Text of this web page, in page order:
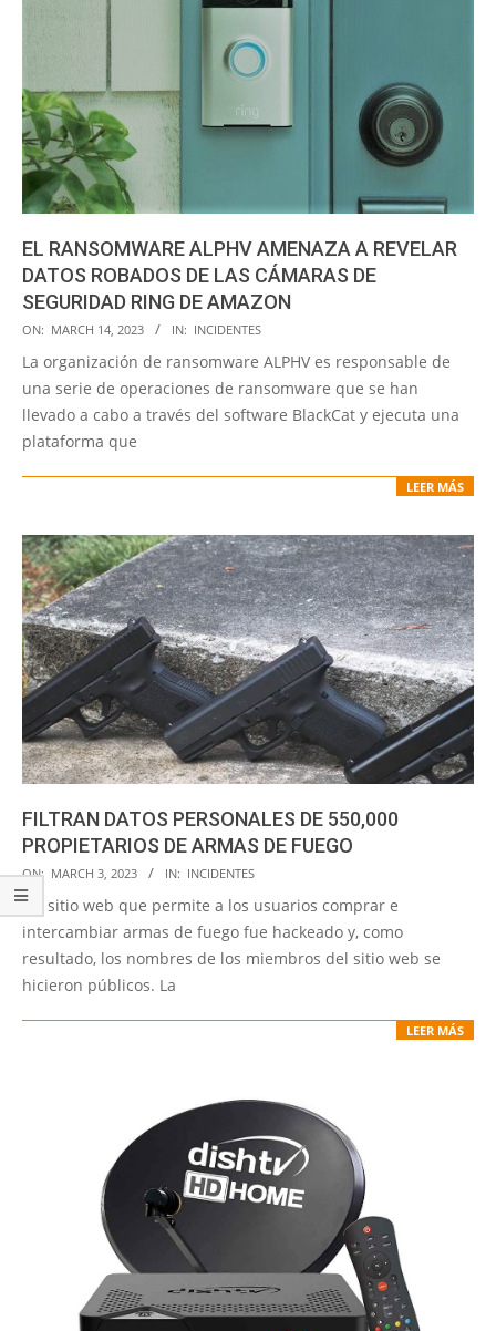
EL RANSOMWARE ALPHV AMENAZA A REVELAR
DATOS ROBADOS DE LAS CÁMARAS DE
SEGURIDAD RING DE AMAZON
2023-
03-
ON: MARCH 14, 2023 IN: INCIDENTES
La organización de ransomware ALPHV es responsable de
una serie de operaciones de ransomware que se han
llevado a cabo a través del software BlackCat y ejecuta una
plataforma que
LEER MÁS
FILTRAN DATOS PERSONALES DE 550,000
PROPIETARIOS DE ARMAS DE FUEGO
2023-
03-
03
ON: MARCH 3, 2023 IN: INCIDENTES
Un sitio web que permite a los usuarios comprar e
intercambiar armas de fuego fue hackeado y, como
resultado, los nombres de los miembros del sitio web se
hicieron públicos. La
LEER MÁS